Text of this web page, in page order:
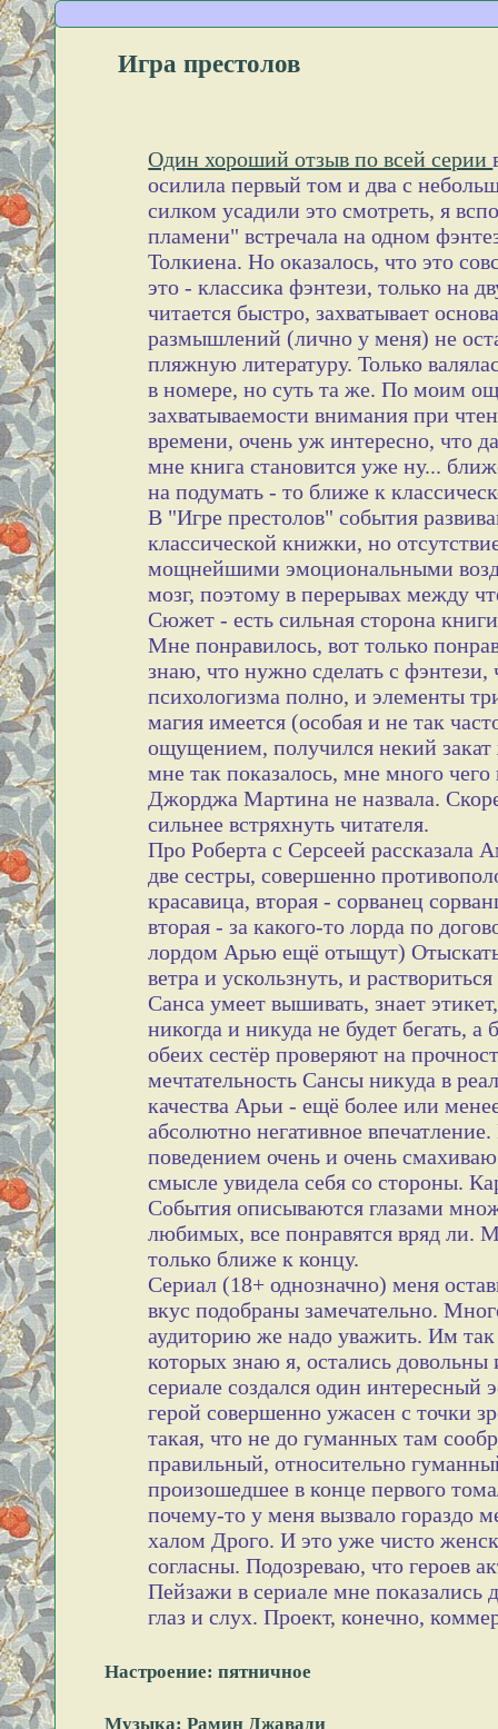
Игра престолов
Один хороший отзыв по всей серии
осилила первый том и два с
силком усадили это смотреть, я
пламени" встречала на одном
Толкиена. Но оказалось, что это
это - классика фэнтези, только на
читается быстро, захватывает
размышлений (лично у меня) не
пляжную литературу. Только
в номере, но суть та же. По моим
захватываемости внимания при
времени, очень уж интересно, что
мне книга становится уже ну...
на подумать - то ближе к
В "Игре престолов" события
классической книжки, но
мощнейшими эмоциональными
мозг, поэтому в перерывах между
Сюжет - есть сильная сторона
Мне понравилось, вот только
знаю, что нужно сделать с
психологизма полно, и элементы
магия имеется (особая и не так
ощущением, получился некий
мне так показалось, мне много
Джорджа Мартина не назвала.
сильнее встряхнуть читателя.
Про Роберта с Серсеей рассказала
две сестры, совершенно
красавица, вторая - сорванец
вторая - за какого-то лорда по
лордом Арью ещё отыщут)
ветра и ускользнуть, и
Санса умеет вышивать, знает
никогда и никуда не будет бегать,
обеих сестёр проверяют на
мечтательность Сансы никуда в
качества Арьи - ещё более или
абсолютно негативное
поведением очень и очень
смысле увидела себя со стороны.
События описываются глазами
любимых, все понравятся вряд ли.
только ближе к концу.
Сериал (18+ однозначно) меня
вкус подобраны замечательно.
аудиторию же надо уважить. Им
которых знаю я, остались
сериале создался один интересный
герой совершенно ужасен с точки
такая, что не до гуманных там
правильный, относительно
произошедшее в конце первого
почему-то у меня вызвало гораздо
халом Дрого. И это уже чисто
согласны. Подозреваю, что героев
Пейзажи в сериале мне показались
глаз и слух. Проект, конечно,
Настроение: пятничное
Музыка: Рамин Джавади